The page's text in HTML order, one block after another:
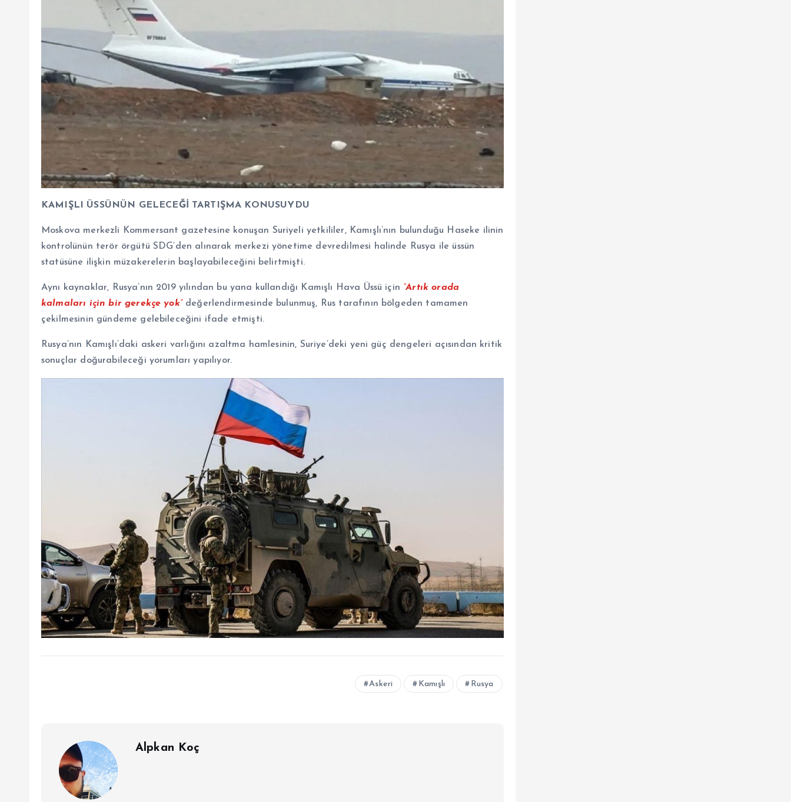
KAMIŞLI ÜSSÜNÜN GELECEĞİ TARTIŞMA KONUSUYDU
Moskova merkezli Kommersant gazetesine konuşan Suriyeli yetkililer, Kamışlı’nın bulunduğu Haseke ilinin
kontrolünün terör örgütü SDG’den alınarak merkezi yönetime devredilmesi halinde Rusya ile üssün
statüsüne ilişkin müzakerelerin başlayabileceğini belirtmişti.
Aynı kaynaklar, Rusya’nın 2019 yılından bu yana kullandığı Kamışlı Hava Üssü için “Artık orada
kalmaları için bir gerekçe yok”değerlendirmesinde bulunmuş, Rus tarafının bölgeden tamamen
çekilmesinin gündeme gelebileceğini ifade etmişti.
Rusya’nın Kamışlı’daki askeri varlığını azaltma hamlesinin, Suriye’deki yeni güç dengeleri açısından kritik
sonuçlar doğurabileceği yorumları yapılıyor.
Askeri Kamışlı Rusya
Alpkan Koç